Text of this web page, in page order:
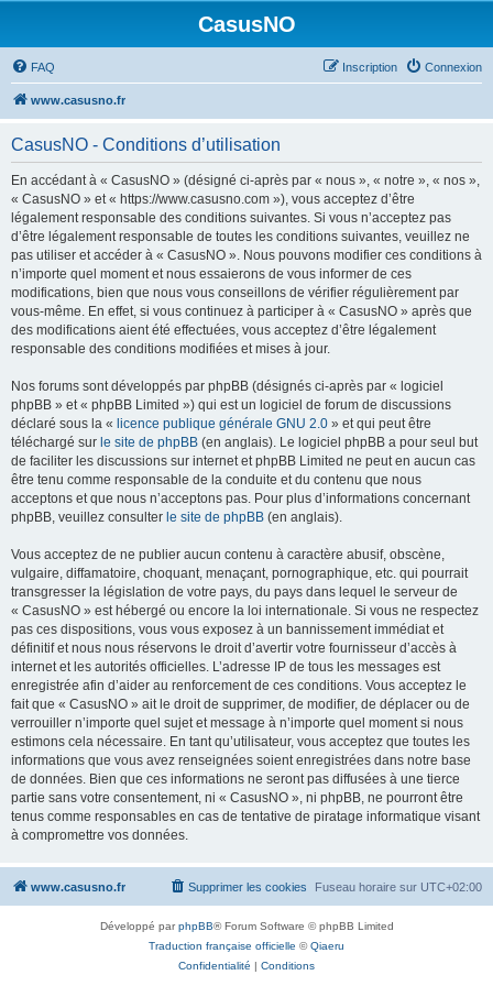
CasusNO
FAQ Connexion
Inscription
www.casusno.fr
CasusNO - Conditions d’utilisation
En accédant à « CasusNO » (désigné ci-après par « nous », « notre », « nos »,
« CasusNO » et « https://www.casusno.com »), vous acceptez d’être
légalement responsable des conditions suivantes. Si vous n’acceptez pas
d’être légalement responsable de toutes les conditions suivantes, veuillez ne
pas utiliser et accéder à « CasusNO ». Nous pouvons modifier ces conditions à
n’importe quel moment et nous essaierons de vous informer de ces
modifications, bien que nous vous conseillons de vérifier régulièrement par
vous-même. En effet, si vous continuez à participer à « CasusNO » après que
des modifications aient été effectuées, vous acceptez d’être légalement
responsable des conditions modifiées et mises à jour.
Nos forums sont développés par phpBB (désignés ci-après par « logiciel
phpBB » et « phpBB Limited ») qui est un logiciel de forum de discussions
déclaré sous la « licence publique générale GNU 2.0 » et qui peut être
téléchargé sur le site de phpBB (en anglais). Le logiciel phpBB a pour seul but
de faciliter les discussions sur internet et phpBB Limited ne peut en aucun cas
être tenu comme responsable de la conduite et du contenu que nous
acceptons et que nous n’acceptons pas. Pour plus d’informations concernant
phpBB, veuillez consulter le site de phpBB (en anglais).
Vous acceptez de ne publier aucun contenu à caractère abusif, obscène,
vulgaire, diffamatoire, choquant, menaçant, pornographique, etc. qui pourrait
transgresser la législation de votre pays, du pays dans lequel le serveur de
« CasusNO » est hébergé ou encore la loi internationale. Si vous ne respectez
pas ces dispositions, vous vous exposez à un bannissement immédiat et
définitif et nous nous réservons le droit d’avertir votre fournisseur d’accès à
internet et les autorités officielles. L’adresse IP de tous les messages est
enregistrée afin d’aider au renforcement de ces conditions. Vous acceptez le
fait que « CasusNO » ait le droit de supprimer, de modifier, de déplacer ou de
verrouiller n’importe quel sujet et message à n’importe quel moment si nous
estimons cela nécessaire. En tant qu’utilisateur, vous acceptez que toutes les
informations que vous avez renseignées soient enregistrées dans notre base
de données. Bien que ces informations ne seront pas diffusées à une tierce
partie sans votre consentement, ni « CasusNO », ni phpBB, ne pourront être
tenus comme responsables en cas de tentative de piratage informatique visant
à compromettre vos données.
www.casusno.fr Fuseau horaire sur UTC+02:00
Supprimer les cookies
Développé parphpBB® Forum Software © phpBB Limited
Traduction française officielle ©Qiaeru
Confidentialité | Conditions